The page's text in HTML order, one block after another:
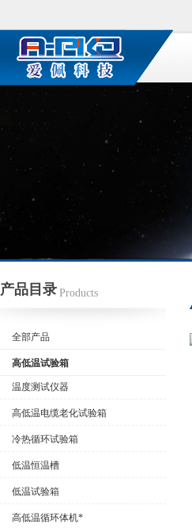
产品目录 Products
全部产品
高低温试验箱
温度测试仪器
高低温电缆老化试验箱
冷热循环试验箱
低温恒温槽
低温试验箱
高低温循环体机*